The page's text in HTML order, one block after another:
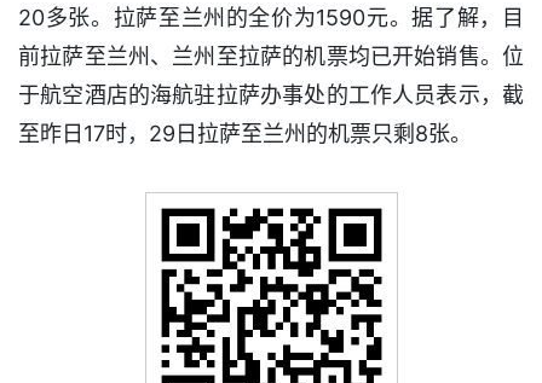
20多张。拉萨至兰州的全价为1590元。据了解，目
前拉萨至兰州、兰州至拉萨的机票均已开始销售。位
于航空酒店的海航驻拉萨办事处的工作人员表示，截
至昨日17时，29日拉萨至兰州的机票只剩8张。